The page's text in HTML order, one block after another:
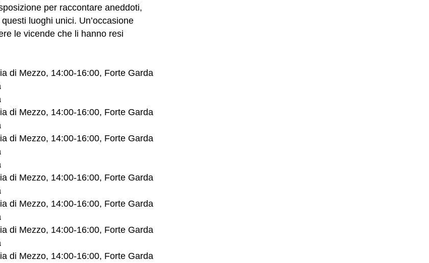
per raccontare aneddoti,
luoghi unici. Un’occasione
le vicende che li hanno resi
di Mezzo, 14:00-16:00, Forte Garda
di Mezzo, 14:00-16:00, Forte Garda
di Mezzo, 14:00-16:00, Forte Garda
di Mezzo, 14:00-16:00, Forte Garda
di Mezzo, 14:00-16:00, Forte Garda
di Mezzo, 14:00-16:00, Forte Garda
di Mezzo, 14:00-16:00, Forte Garda